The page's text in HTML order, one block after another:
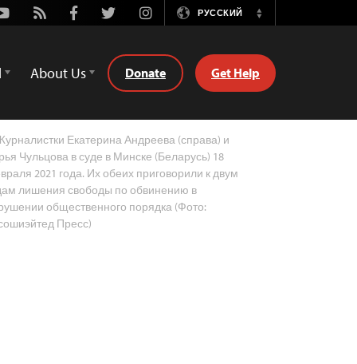
Rss FacebookTwitterInstagramРУССКИЙ
Switch
About Us Donate Get Help
Екатерина Андреева (справа) и
Чульцова в суде в Минске (Беларусь) 18
2021 года. Их обеих приговорили к двум
лишения свободы по обвинению в
общественного порядка (Фото:
Пресс)